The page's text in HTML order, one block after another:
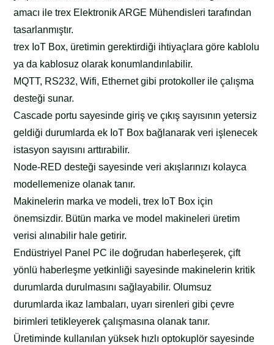
amacı ile trex Elektronik ARGE Mühendisleri tarafından
tasarlanmıştır.
trex IoT Box, üretimin gerektirdiği ihtiyaçlara göre kablolu
ya da kablosuz olarak konumlandırılabilir.
MQTT, RS232, Wifi, Ethernet gibi protokoller ile çalışma
desteği sunar.
Cascade portu sayesinde giriş ve çıkış sayısının yetersiz
geldiği durumlarda ek IoT Box bağlanarak veri işlenecek
istasyon sayısını arttırabilir.
Node-RED desteği sayesinde veri akışlarınızı kolayca
modellemenize olanak tanır.
Makinelerin marka ve modeli, trex IoT Box için
önemsizdir. Bütün marka ve model makineleri üretim
verisi alınabilir hale getirir.
Endüstriyel Panel PC ile doğrudan haberleşerek, çift
yönlü haberleşme yetkinliği sayesinde makinelerin kritik
durumlarda durulmasını sağlayabilir. Olumsuz
durumlarda ikaz lambaları, uyarı sirenleri gibi çevre
birimleri tetikleyerek çalışmasına olanak tanır.
Üretiminde kullanılan yüksek hızlı optokuplör sayesinde